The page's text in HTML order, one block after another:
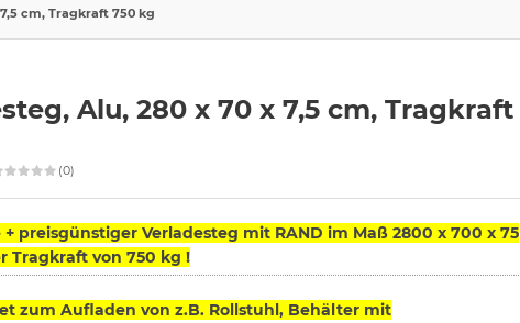
cm, Tragkraft 750 kg
Alu, 280 x 70 x 7,5 cm, Tragkraft
(0)
preisgünstiger Verladesteg mit RAND im Maß 2800 x 700 x 75
Tragkraft von 750 kg !
zum Aufladen von z.B. Rollstuhl, Behälter mit